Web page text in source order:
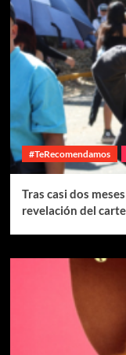
#TeRecomendamos
Tras casi dos
revelación del